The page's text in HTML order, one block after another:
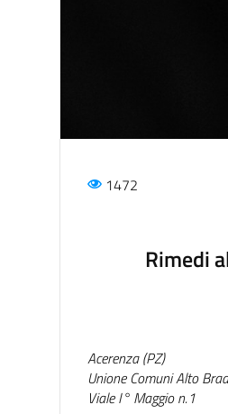
1472
Rimedi
Acerenza (PZ)
Unione Comuni Alto
Viale I° Maggio n.1